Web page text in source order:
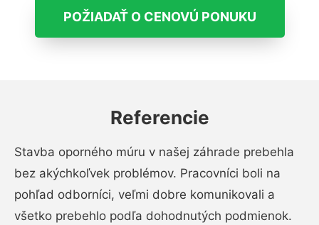
POŽIADAŤ O CENOVÚ PONUKU
Referencie
Stavba oporného múru v našej záhrade prebehla
bez akýchkoľvek problémov. Pracovníci boli na
pohľad odborníci, veľmi dobre komunikovali a
všetko prebehlo podľa dohodnutých podmienok.